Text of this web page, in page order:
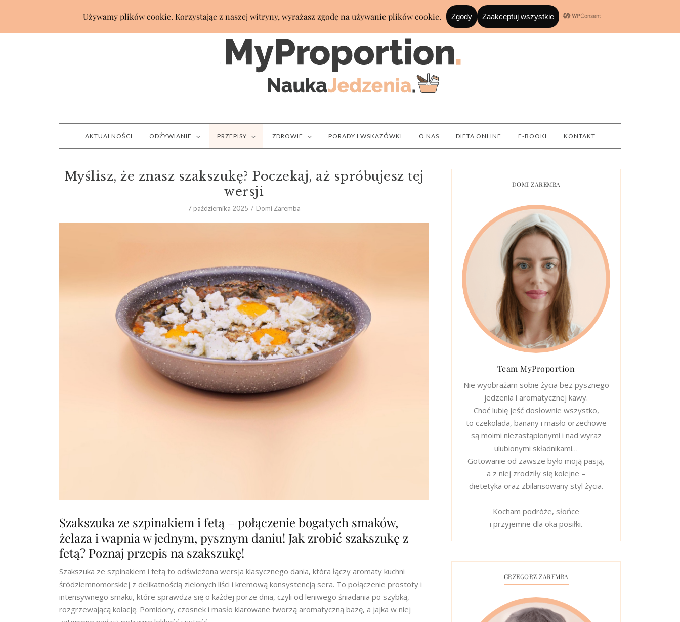
AKTUALNOŚCI ODŻYWIANIE PRZEPISY ZDROWIE PORADY I WSKAZÓWKI O NAS DIETA ONLINE E-BOOKI KONTAKT
Myślisz, że znasz szakszukę? Poczekaj, aż spróbujesz tej
wersji
7 października 2025 Domi Zaremba
Szakszuka ze szpinakiem i fetą – połączenie bogatych smaków,
żelaza i wapnia w jednym, pysznym daniu! Jak zrobić szakszukę z
fetą? Poznaj przepis na szakszukę!
Szakszuka ze szpinakiem i fetą to odświeżona wersja klasycznego dania, która łączy aromaty kuchni
śródziemnomorskiej z delikatnością zielonych liści i kremową konsystencją sera. To połączenie prostoty i
intensywnego smaku, które sprawdza się o każdej porze dnia, czyli od leniwego śniadania po szybką,
rozgrzewającą kolację. Pomidory, czosnek i masło klarowane tworzą aromatyczną bazę, a jajka w niej
DOMI ZAREMBA
Team MyProportion
Nie wyobrażam sobie życia bez pysznego
jedzenia i aromatycznej kawy.
Choć lubię jeść dosłownie wszystko,
to czekolada, banany i masło orzechowe
są moimi niezastąpionymi i nad wyraz
ulubionymi składnikami…
Gotowanie od zawsze było moją pasją,
a z niej zrodziły się kolejne –
dietetyka oraz zbilansowany styl życia.
Kocham podróże, słońce
i przyjemne dla oka posiłki.
GRZEGORZ ZAREMBA